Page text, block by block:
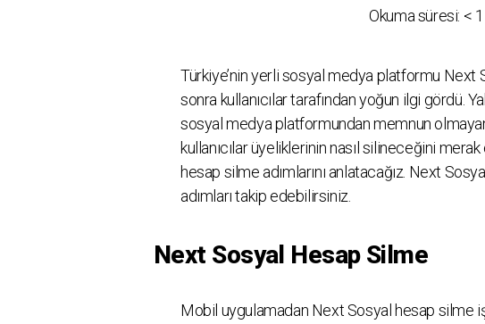
Okuma süresi: < 1
Türkiye’nin yerli sosyal medya platformu Next
sonra kullanıcılar tarafından yoğun ilgi gördü.
sosyal medya platformundan memnun olmayan
kullanıcılar üyeliklerinin nasıl silineceğini
hesap silme adımlarını anlatacağız. Next
adımları takip edebilirsiniz.
Next Sosyal Hesap Silme
Mobil uygulamadan Next Sosyal hesap silme